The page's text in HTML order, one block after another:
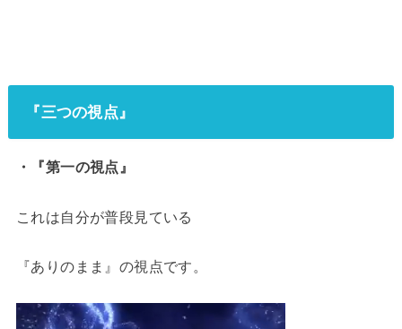
『三つの視点』
・『第一の視点』
これは自分が普段見ている
『ありのまま』の視点です。